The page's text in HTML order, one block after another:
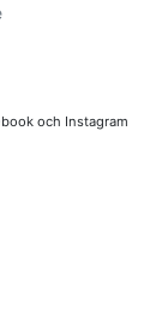
och Instagram